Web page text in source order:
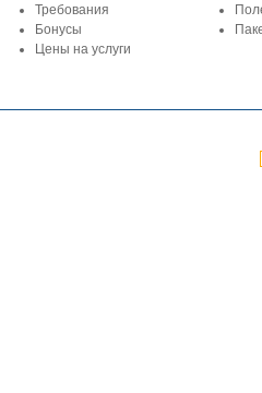
Требования
Бонусы
Цены на услуги